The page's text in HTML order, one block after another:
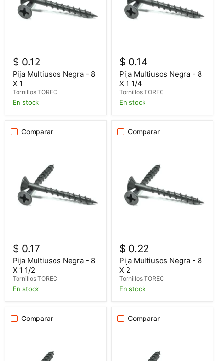
$ 0.12
Pija Multiusos Negra - 8
X 1
Tornillos TOREC
En stock
$ 0.14
Pija Multiusos Negra - 8
X 1 1/4
Tornillos TOREC
En stock
Comparar
$ 0.17
Pija Multiusos Negra - 8
X 1 1/2
Tornillos TOREC
En stock
Comparar
$ 0.22
Pija Multiusos Negra - 8
X 2
Tornillos TOREC
En stock
Comparar Comparar